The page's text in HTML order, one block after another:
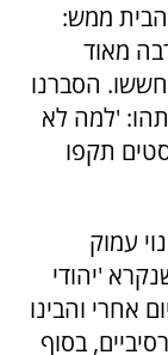
הבית ממש:
מאוד
הסברנו
'למה לא
תקפו
עמוק
'יהודי
אחרי והבינו
בסוף